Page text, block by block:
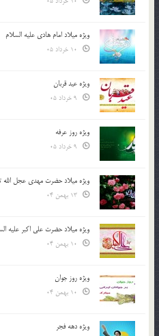
ویژه میلاد امام هادی علیه السلام
ویژه عید قربان
ویژه روز عرفه
ویژه میلاد حضرت مهدی عجل الله
ویژه میلاد حضرت علی اکبر علیه
ویژه روز جوان
ویژه دهه فجر